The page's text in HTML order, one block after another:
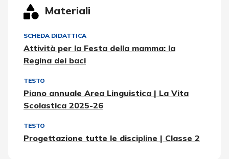
Materiali
SCHEDA DIDATTICA
Attività per la Festa della mamma: la
Regina dei baci
TESTO
Piano annuale Area Linguistica | La Vita
Scolastica 2025-26
TESTO
Progettazione tutte le discipline | Classe 2